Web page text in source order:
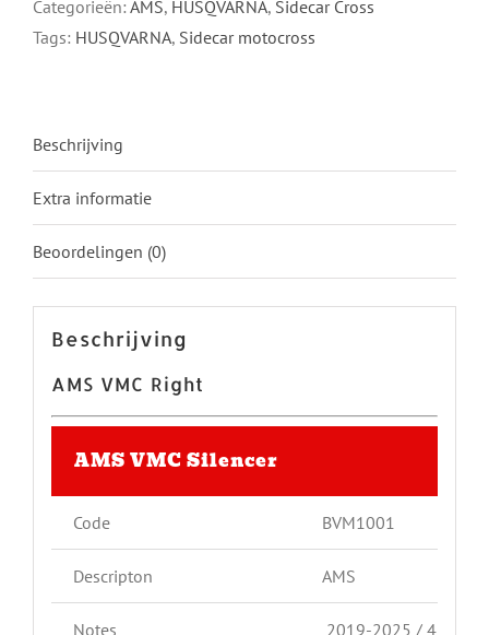
2025
Categorieën: AMS, HUSQVARNA, Sidecar Cross
Tags: HUSQVARNA, Sidecar motocross
Beschrijving
Extra informatie
Beoordelingen (0)
Beschrijving
AMS VMC Right
AMS VMC Silencer
Code BVM1001
Descripton AMS
Notes 2019-2025 / 450-